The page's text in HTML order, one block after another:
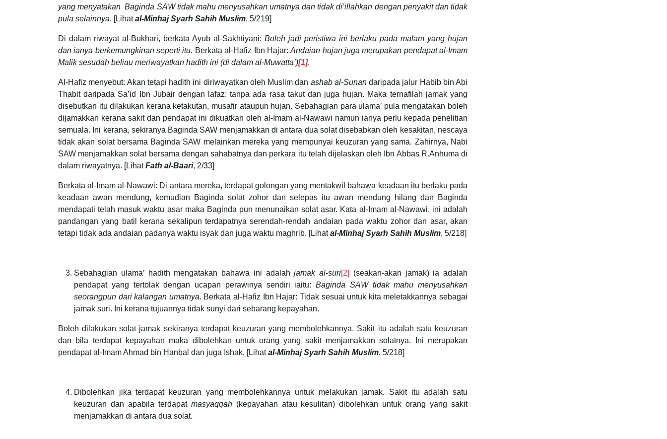
yang menyatakan Baginda SAW tidak mahu menyusahkan umatnya dan tidak di’illahkan dengan penyakit dan tidak
pula selainnya. [Lihatal-Minhaj Syarh Sahih Muslim, 5/219]
Di dalam riwayat al-Bukhari, berkata Ayub al-Sakhtiyani: Boleh jadi peristiwa ini berlaku pada malam yang hujan
dan ianya berkemungkinan seperti itu. Berkata al-Hafiz Ibn Hajar:Andaian hujan juga merupakan pendapat al-Imam
Malik sesudah beliau meriwayatkan hadith ini (di dalam al-Muwatta’)[1].
Al-Hafiz menyebut: Akan tetapi hadith ini diriwayatkan oleh Muslim dan ashab al-Sunandaripada jalur Habib bin Abi
Thabit daripada Sa’id Ibn Jubair dengan lafaz: tanpa ada rasa takut dan juga hujan. Maka ternafilah jamak yang
disebutkan itu dilakukan kerana ketakutan, musafir ataupun hujan. Sebahagian para ulama’ pula mengatakan boleh
dijamakkan kerana sakit dan pendapat ini dikuatkan oleh al-Imam al-Nawawi namun ianya perlu kepada penelitian
semuala. Ini kerana, sekiranya Baginda SAW menjamakkan di antara dua solat disebabkan oleh kesakitan, nescaya
tidak akan solat bersama Baginda SAW melainkan mereka yang mempunyai keuzuran yang sama. Zahirnya, Nabi
SAW menjamakkan solat bersama dengan sahabatnya dan perkara itu telah dijelaskan oleh Ibn Abbas R.Anhuma di
dalam riwayatnya. [LihatFath al-Baari, 2/33]
Berkata al-Imam al-Nawawi: Di antara mereka, terdapat golongan yang mentakwil bahawa keadaan itu berlaku pada
keadaan awan mendung, kemudian Baginda solat zohor dan selepas itu awan mendung hilang dan Baginda
mendapati telah masuk waktu asar maka Baginda pun menunaikan solat asar. Kata al-Imam al-Nawawi, ini adalah
pandangan yang batil kerana sekalipun terdapatnya serendah-rendah andaian pada waktu zohor dan asar, akan
tetapi tidak ada andaian padanya waktu isyak dan juga waktu maghrib. [Lihatal-Minhaj Syarh Sahih Muslim, 5/218]
Sebahagian ulama’ hadith mengatakan bahawa ini adalahjamak al-suri [2]
(seakan-akan jamak) ia adalah
pendapat yang tertolak dengan ucapan perawinya sendiri iaitu: Baginda SAW tidak mahu menyusahkan
seorangpun dari kalangan umatnya. Berkata al-Hafiz Ibn Hajar: Tidak sesuai untuk kita meletakkannya sebagai
jamak suri. Ini kerana tujuannya tidak sunyi dari sebarang kepayahan.
Boleh dilakukan solat jamak sekiranya terdapat keuzuran yang membolehkannya. Sakit itu adalah satu keuzuran
dan bila terdapat kepayahan maka dibolehkan untuk orang yang sakit menjamakkan solatnya. Ini merupakan
pendapat al-Imam Ahmad bin Hanbal dan juga Ishak. [Lihatal-Minhaj Syarh Sahih Muslim, 5/218]
Dibolehkan jika terdapat keuzuran yang membolehkannya untuk melakukan jamak. Sakit itu adalah satu
keuzuran dan apabila terdapat masyaqqah(kepayahan atau kesulitan) dibolehkan untuk orang yang sakit
menjamakkan di antara dua solat.